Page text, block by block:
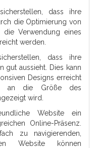
dass ihre
die Optimierung von
Verwendung eines
werden.
dass ihre
gut aussieht. Dies kann
Designs erreicht
an die Größe des
wird.
Website ein
Online-Präsenz.
zu navigierenden,
Website können